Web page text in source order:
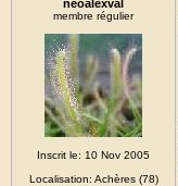
neoalexval
membre régulier
Inscrit le: 10 Nov 2005
Localisation: Achères (78)